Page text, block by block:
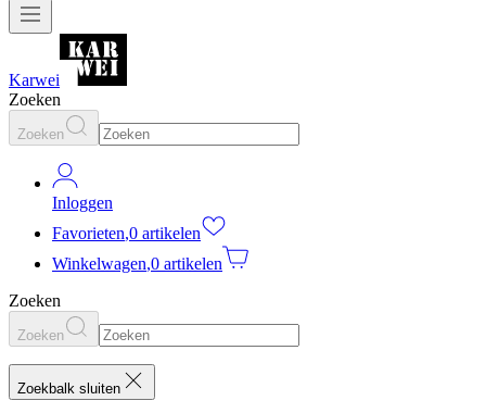
Karwei
Zoeken
Zoeken
Inloggen
Favorieten,0 artikelen
Winkelwagen,0 artikelen
Zoeken
Zoeken
Zoekbalk sluiten